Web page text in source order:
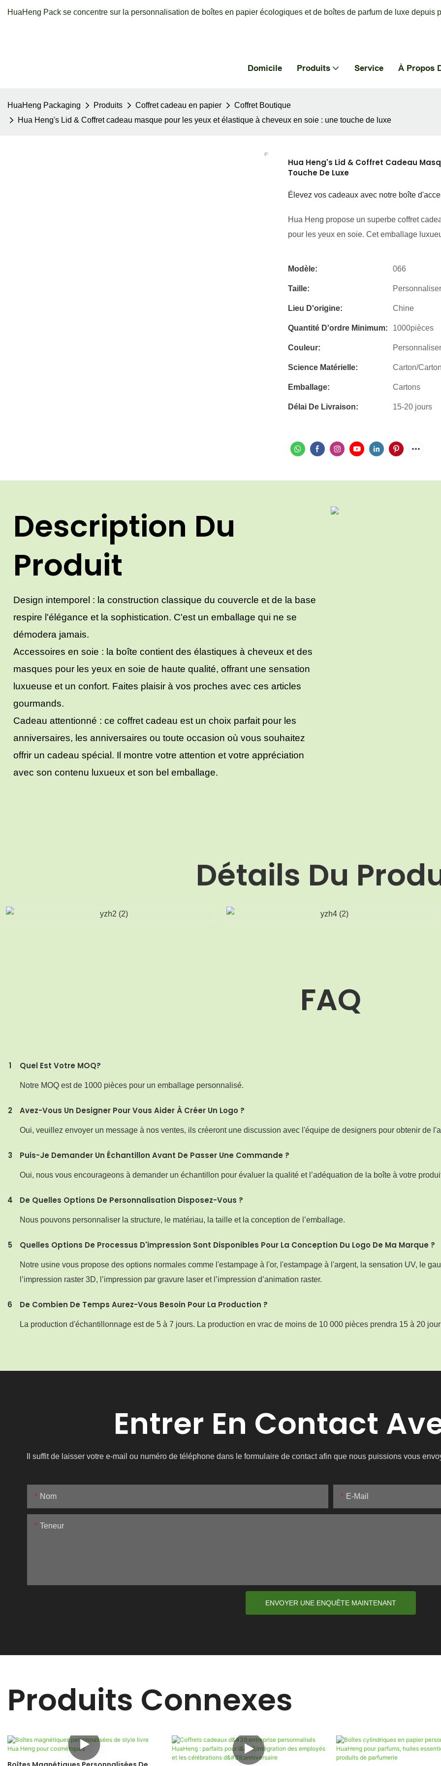
HuaHeng Pack se concentre sur la personnalisation de boîtes en papier écologiques et de boîtes de parfum de luxe depuis
Domicile Produits Service À Propos
HuaHeng Packaging Produits Coffret cadeau en papier
Coffret Boutique
Hua Heng's Lid & Coffret cadeau masque pour les yeux et élastique à cheveux en soie : une touche de luxe
Hua Heng's Lid & Coffret Cadeau
Touche De Luxe
Élevez vos cadeaux avec notre boîte
Hua Heng propose un superbe coffret
pour les yeux en soie. Cet emballage
Modèle: 066
Taille:
Lieu D'origine: Chine
Quantité D'ordre Minimum: 1000pièces
Couleur:
Science Matérielle: Carton/
Emballage: Cartons
Délai De Livraison: 15-20 jours
Description Du
Produit
Design intemporel : la construction classique du couvercle et de la base
respire l'élégance et la sophistication. C'est un emballage qui ne se
démodera jamais.
Accessoires en soie : la boîte contient des élastiques à cheveux et des
masques pour les yeux en soie de haute qualité, offrant une sensation
luxueuse et un confort. Faites plaisir à vos proches avec ces articles
gourmands.
Cadeau attentionné : ce coffret cadeau est un choix parfait pour les
anniversaires, les anniversaires ou toute occasion où vous souhaitez
offrir un cadeau spécial. Il montre votre attention et votre appréciation
avec son contenu luxueux et son bel emballage.
Détails Du
FAQ
1 Quel Est Votre MOQ?
Notre MOQ est de 1000 pièces pour un emballage personnalisé.
2 Avez-Vous Un Designer Pour Vous Aider À Créer Un Logo ?
Oui, veuillez envoyer un message à nos ventes, ils créeront une discussion avec l'équipe de designers pour obtenir de
3 Puis-Je Demander Un Échantillon Avant De Passer Une Commande ?
Oui, nous vous encourageons à demander un échantillon pour évaluer la qualité et l’adéquation de la boîte à votre
4 De Quelles Options De Personnalisation Disposez-Vous ?
Nous pouvons personnaliser la structure, le matériau, la taille et la conception de l’emballage.
5 Quelles Options De Processus D'impression Sont Disponibles Pour La Conception Du Logo De Ma Marque ?
Notre usine vous propose des options normales comme l'estampage à l'or, l'estampage à l'argent, la sensation UV, le
l’impression raster 3D, l’impression par gravure laser et l’impression d’animation raster.
6 De Combien De Temps Aurez-Vous Besoin Pour La Production ?
La production d'échantillonnage est de 5 à 7 jours. La production en vrac de moins de 10 000 pièces prendra 15 à 20
Entrer En Contact
Il suffit de laisser votre e-mail ou numéro de téléphone dans le formulaire de contact afin que nous puissions vous
Nom E-Mail
Teneur
ENVOYER UNE ENQUÊTE MAINTENANT
Produits Connexes